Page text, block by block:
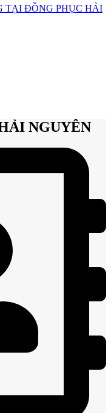
TẠI ĐỒNG PHỤC HẢI
NGUYÊN